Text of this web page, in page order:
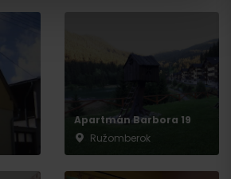
Apartmán Barbora 19
Ružomberok